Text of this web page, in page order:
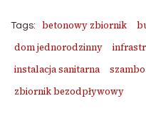
Tags: betonowy zbiornik
dom jednorodzinny
instalacja sanitarna
zbiornik bezodpływowy